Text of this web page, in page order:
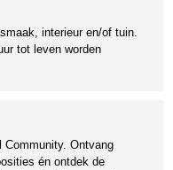
interieur en/of tuin.
tot leven worden
Community. Ontvang
én ontdek de